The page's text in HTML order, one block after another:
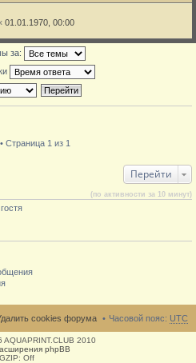
01.01.1970, 00:00
за:
Страница 1 из 1
Перейти
(по активности за 10 минут)
Часовой пояс: UTC
cookies форума
2010
phpBB
GZIP: Off